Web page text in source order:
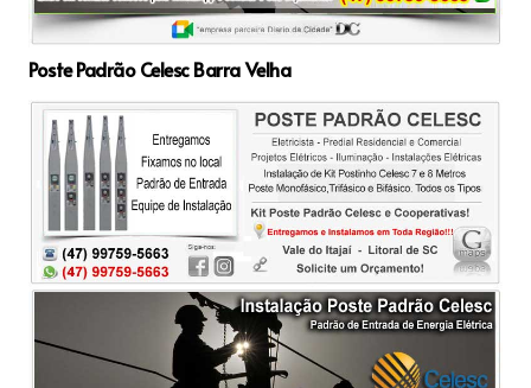
Poste Padrão Celesc Barra Velha